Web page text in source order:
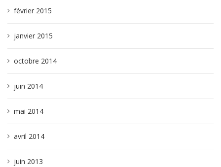
février 2015
janvier 2015
octobre 2014
juin 2014
mai 2014
avril 2014
juin 2013